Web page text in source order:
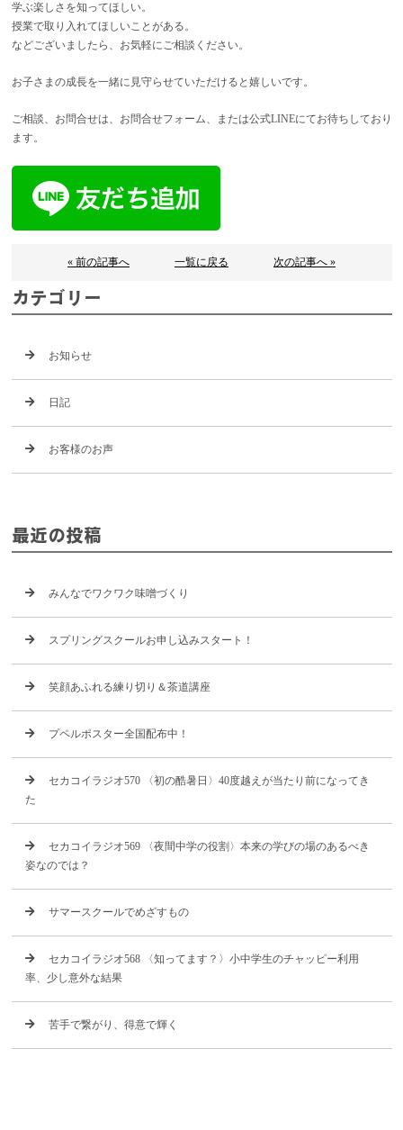
学ぶ楽しさを知ってほしい。
授業で取り入れてほしいことがある。
などございましたら、お気軽にご相談ください。
お子さまの成長を一緒に見守らせていただけると嬉しいです。
ご相談、お問合せは、お問合せフォーム、または公式LINEにてお待ちしており
ます。
« 前の記事へ 一覧に戻る 次の記事へ »
カテゴリー
お知らせ
日記
お客様のお声
最近の投稿
みんなでワクワク味噌づくり
スプリングスクールお申し込みスタート！
笑顔あふれる練り切り＆茶道講座
プペルポスター全国配布中！
セカコイラジオ570 〈初の酷暑日〉40度越えが当たり前になってき
た
セカコイラジオ569 〈夜間中学の役割〉本来の学びの場のあるべき
姿なのでは？
サマースクールでめざすもの
セカコイラジオ568 〈知ってます？〉小中学生のチャッピー利用
率、少し意外な結果
苦手で繋がり、得意で輝く